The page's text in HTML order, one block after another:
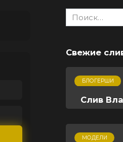
Search
for:
Свежие
БЛОГЕРШИ
Слив
МОДЕЛИ